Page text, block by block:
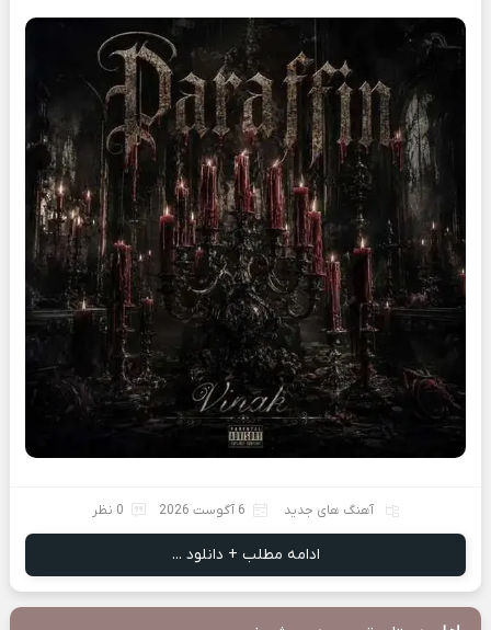
آهنگ های جدید 6 آگوست 2026 0 نظر
ادامه مطلب + دانلود ...